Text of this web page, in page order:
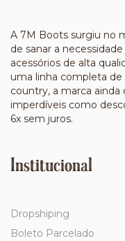
A 7M Boots surgiu no
de sanar a
acessórios de alta
uma linha completa
country, a marca
imperdíveis como
6x sem juros.
Institucional
Dropshiping
Boleto Parcelado